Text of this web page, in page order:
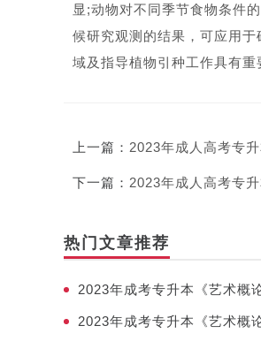
显;动物对不同季节食物条件
候研究观测的结果，可应用
域及指导植物引种工作具有重
上一篇： 2023年成人高考专
下一篇： 2023年成人高考专
热门文章推荐
2023年成考专升本《艺术概
2023年成考专升本《艺术概